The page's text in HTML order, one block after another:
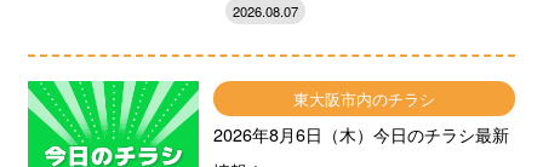
2026.08.07
東大阪市内のチラシ
2026年8月6日（木）今日のチラシ最新